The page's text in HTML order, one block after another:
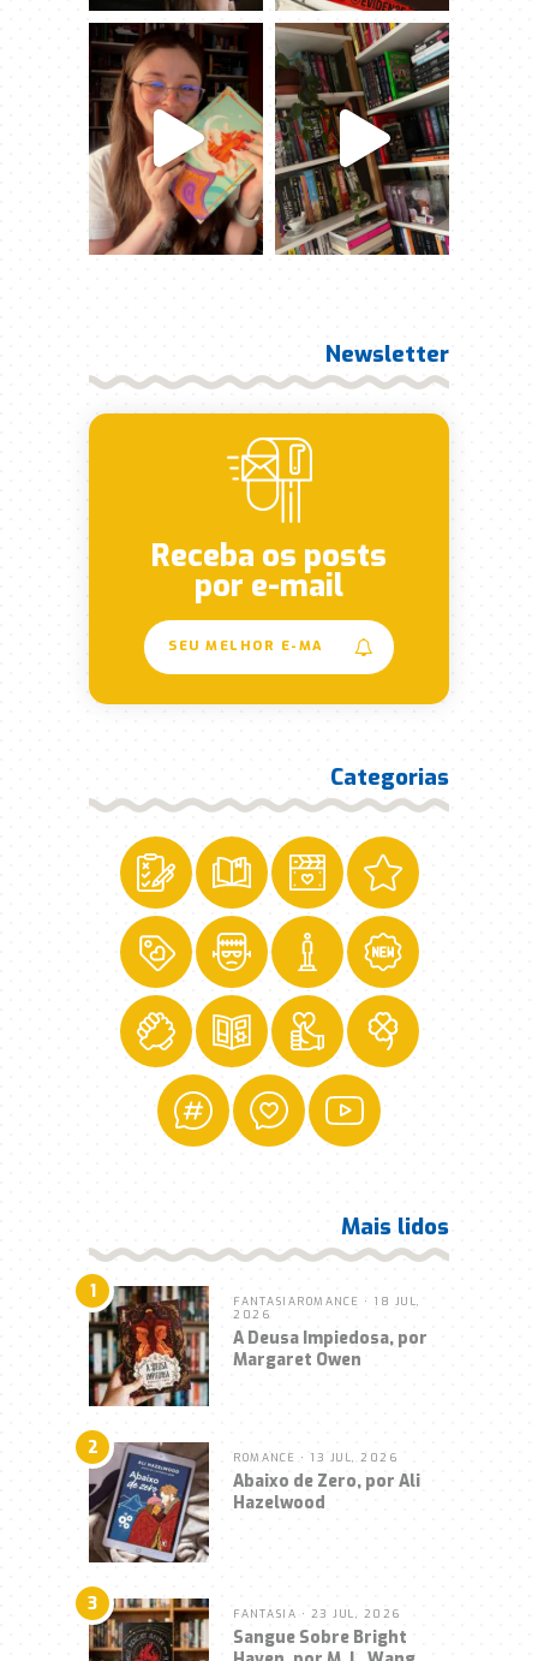
Newsletter
Receba os posts
por e-mail
Categorias
Mais lidos
1 FANTASIAROMANCE • 18 JUL,
2026
A Deusa Impiedosa, por
Margaret Owen
2 ROMANCE • 13 JUL, 2026
Abaixo de Zero, por Ali
Hazelwood
3 FANTASIA • 23 JUL, 2026
Sangue Sobre Bright